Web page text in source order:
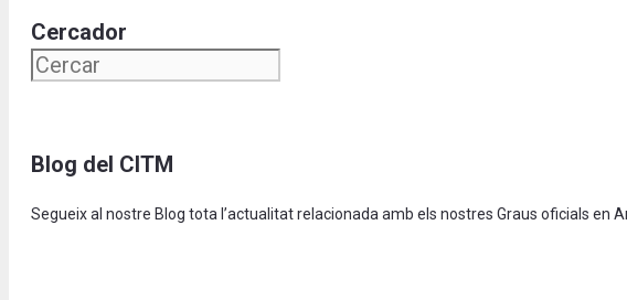
Cercador
Blog del CITM
Segueix al nostre Blog tota l’actualitat relacionada amb els nostres Graus oficials en